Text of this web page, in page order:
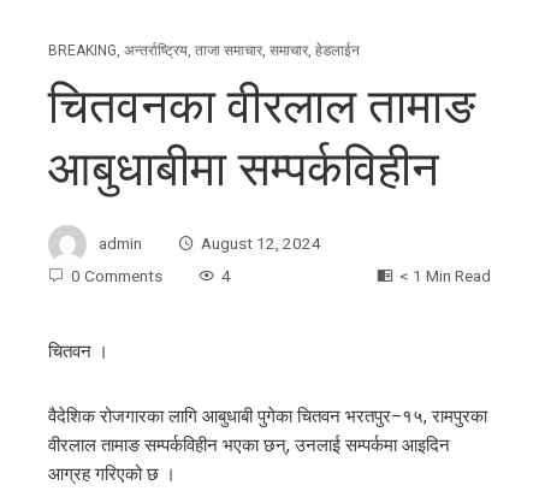
BREAKING, अन्तर्राष्ट्रिय, ताजा समाचार, समाचार, हेडलाईन
चितवनका वीरलाल तामाङ
आबुधाबीमा सम्पर्कविहीन
admin
August 12, 2024
0 Comments
4 < 1 Min Read
चितवन ।
वैदेशिक रोजगारका लागि आबुधाबी पुगेका चितवन भरतपुर–१५, रामपुरका
वीरलाल तामाङ सम्पर्कविहीन भएका छन्, उनलाई सम्पर्कमा आइदिन
आग्रह गरिएको छ ।